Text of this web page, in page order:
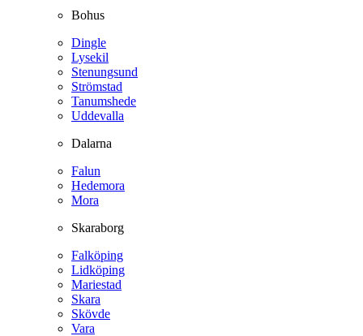
Bohus
Dingle
Lysekil
Stenungsund
Strömstad
Tanumshede
Uddevalla
Dalarna
Falun
Hedemora
Mora
Skaraborg
Falköping
Lidköping
Mariestad
Skara
Skövde
Vara